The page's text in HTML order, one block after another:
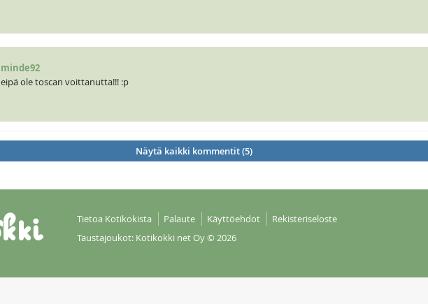
minde92
eipä ole toscan voittanutta!!! :p
Näytä kaikki kommentit (5)
Tietoa Kotikokista Palaute Käyttöehdot
Rekisteriseloste
Taustajoukot: Kotikokki net Oy© 2026